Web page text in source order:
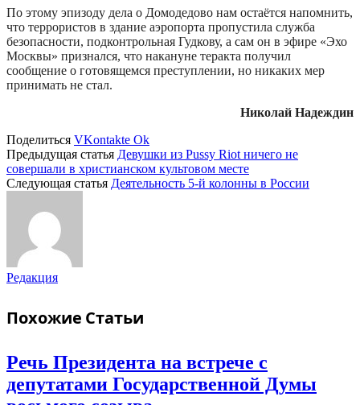
По этому эпизоду дела о Домодедово нам остаётся напомнить,
что террористов в здание аэропорта пропустила служба
безопасности, подконтрольная Гудкову, а сам он в эфире «Эхо
Москвы» признался, что накануне теракта получил
сообщение о готовящемся преступлении, но никаких мер
принимать не стал.
Николай Надеждин
Поделиться VKontakte Ok
Предыдущая статья Девушки из Pussy Riot ничего не
совершали в христианском культовом месте
Следующая статья Деятельность 5-й колонны в России
Редакция
Похожие Статьи
Речь Президента на встрече с
депутатами Государственной Думы